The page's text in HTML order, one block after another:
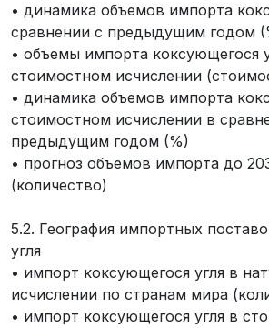
• динамика объемов импорта
сравнении с предыдущим годом
• объемы импорта коксующегося
стоимостном исчислении
• динамика объемов импорта
стоимостном исчислении в
предыдущим годом (%)
• прогноз объемов импорта до
(количество)
5.2. География импортных
угля
• импорт коксующегося угля в
исчислении по странам мира
• импорт коксующегося угля в